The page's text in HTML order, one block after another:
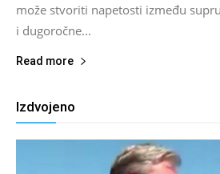
može stvoriti napetosti između
i dugoročne...
Read more
Izdvojeno